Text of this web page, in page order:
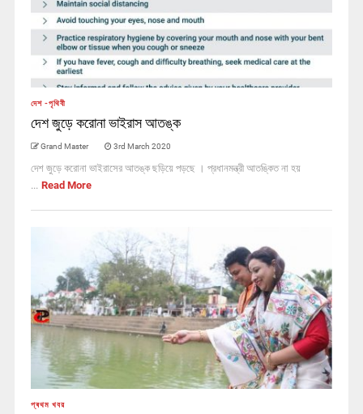
দেশ -পৃথিবী
দেশ জুড়ে করোনা ভাইরাস আতঙ্ক
Grand Master 3rd March 2020
দেশ জুড়ে করোনা ভাইরাসের আতঙ্ক ছড়িয়ে পড়ছে । প্রধানমন্ত্রী আতঙ্কিত না হয়
... Read More
প্ৰথম খবর